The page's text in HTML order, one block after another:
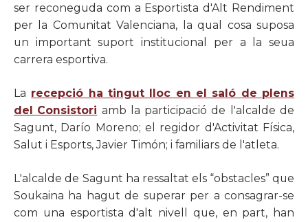
ser reconeguda com a Esportista d'Alt Rendiment
per la Comunitat Valenciana, la qual cosa suposa
un important suport institucional per a la seua
carrera esportiva.
La recepció ha tingut lloc en el saló de plens
del Consistori amb la participació de l'alcalde de
Sagunt, Darío Moreno; el regidor d'Activitat Física,
Salut i Esports, Javier Timón; i familiars de l'atleta.
L'alcalde de Sagunt ha ressaltat els “obstacles” que
Soukaina ha hagut de superar per a consagrar-se
com una esportista d'alt nivell que, en part, han